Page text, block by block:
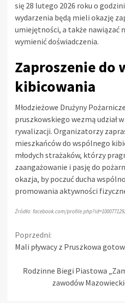
się 28 lutego 2026 roku o
wydarzenia będą mieli okazję
umiejętności, a także nawiązać
wymienić doświadczenia.
Zaproszenie do
kibicowania
Młodzieżowe Drużyny
pruszkowskiego wezmą udział
rywalizacji. Organizatorzy
mieszkańców do wspólnego
młodych strażaków, którzy
zaangażowanie i pasję do
okazja, by poczuć ducha
promowania aktywności
Źródło: facebook.com/
Continue
Reading
Poprzedni:
Mali pływacy z Pruszkowa
Rodzinne Biegi Piastowa
zawodów